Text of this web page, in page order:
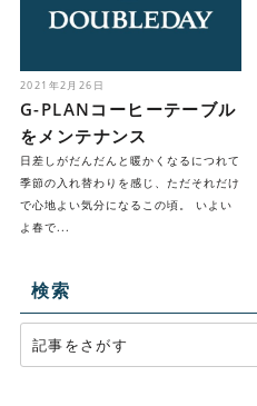
2021年2月26日
G-PLANコーヒーテーブル
をメンテナンス
日差しがだんだんと暖かくなるにつれて
季節の入れ替わりを感じ、ただそれだけ
で心地よい気分になるこの頃。 いよい
よ春で...
検索